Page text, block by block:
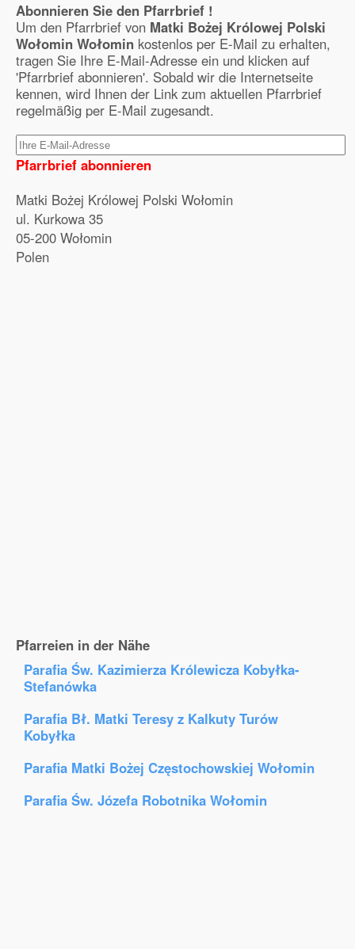
Abonnieren Sie den Pfarrbrief !
Um den Pfarrbrief von Matki Bożej Królowej Polski
Wołomin Wołomin kostenlos per E-Mail zu erhalten,
tragen Sie Ihre E-Mail-Adresse ein und klicken auf
'Pfarrbrief abonnieren'. Sobald wir die Internetseite
kennen, wird Ihnen der Link zum aktuellen Pfarrbrief
regelmäßig per E-Mail zugesandt.
Pfarrbrief abonnieren
Matki Bożej Królowej Polski Wołomin
ul. Kurkowa 35
05-200 Wołomin
Polen
Pfarreien in der Nähe
Parafia Św. Kazimierza Królewicza Kobyłka-
Stefanówka
Parafia Bł. Matki Teresy z Kalkuty Turów
Kobyłka
Parafia Matki Bożej Częstochowskiej Wołomin
Parafia Św. Józefa Robotnika Wołomin